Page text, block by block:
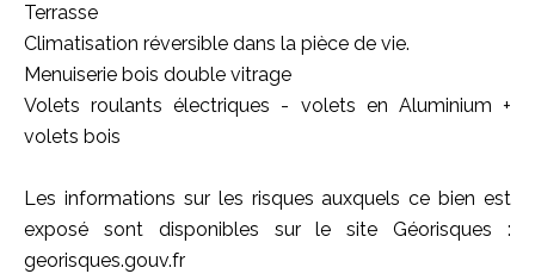
Terrasse
Climatisation réversible dans la pièce de vie.
Menuiserie bois double vitrage
Volets roulants électriques - volets en Aluminium +
volets bois
Les informations sur les risques auxquels ce bien est
exposé sont disponibles sur le site Géorisques :
georisques.gouv.fr